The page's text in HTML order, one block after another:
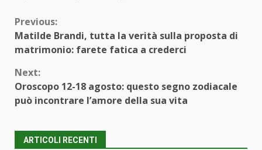
Continue
Reading
Previous:
Matilde Brandi, tutta la verità sulla proposta di
matrimonio: farete fatica a crederci
Next:
Oroscopo 12-18 agosto: questo segno zodiacale
può incontrare l’amore della sua vita
ARTICOLI RECENTI